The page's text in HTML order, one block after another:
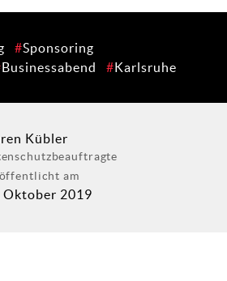
Sponsoring
Businessabend Karlsruhe
Kübler
am
Oktober 2019